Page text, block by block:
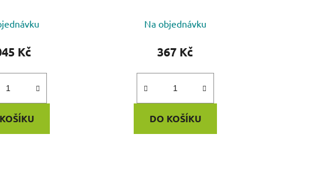
Kč
Na objednávku
367 Kč
DO KOŠÍKU